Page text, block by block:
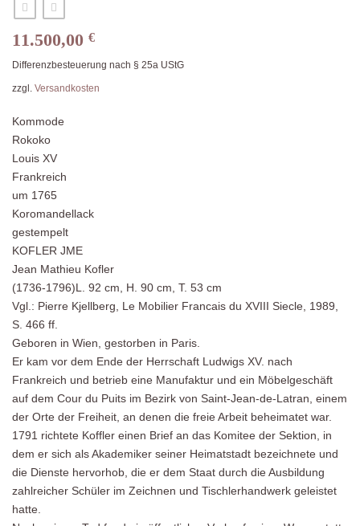
11.500,00 €
Differenzbesteuerung nach § 25a UStG
zzgl. Versandkosten
Kommode
Rokoko
Louis XV
Frankreich
um 1765
Koromandellack
gestempelt
KOFLER JME
Jean Mathieu Kofler
(1736-1796)L. 92 cm, H. 90 cm, T. 53 cm
Vgl.: Pierre Kjellberg, Le Mobilier Francais du XVIII Siecle, 1989,
S. 466 ff.
Geboren in Wien, gestorben in Paris.
Er kam vor dem Ende der Herrschaft Ludwigs XV. nach
Frankreich und betrieb eine Manufaktur und ein Möbelgeschäft
auf dem Cour du Puits im Bezirk von Saint-Jean-de-Latran, einem
der Orte der Freiheit, an denen die freie Arbeit beheimatet war.
1791 richtete Koffler einen Brief an das Komitee der Sektion, in
dem er sich als Akademiker seiner Heimatstadt bezeichnete und
die Dienste hervorhob, die er dem Staat durch die Ausbildung
zahlreicher Schüler im Zeichnen und Tischlerhandwerk geleistet
hatte.